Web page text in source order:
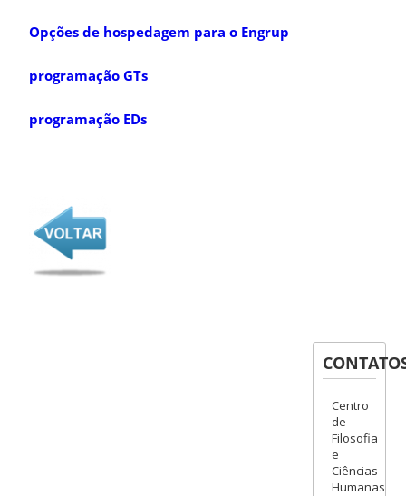
Opções de hospedagem para o Engrup
programação GTs
programação EDs
Centro
de
Filosofia
e
Ciências
Humanas